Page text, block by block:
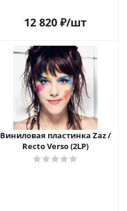
12 820 ₽/шт
Виниловая пластинка Zaz /
Recto Verso (2LP)